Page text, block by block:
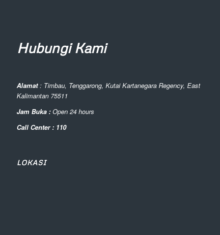
Hubungi Kami
Alamat: Timbau, Tenggarong, Kutai Kartanegara Regency, East
Kalimantan 75511
Jam Buka : Open 24 hours
Call Center : 110
LOKASI